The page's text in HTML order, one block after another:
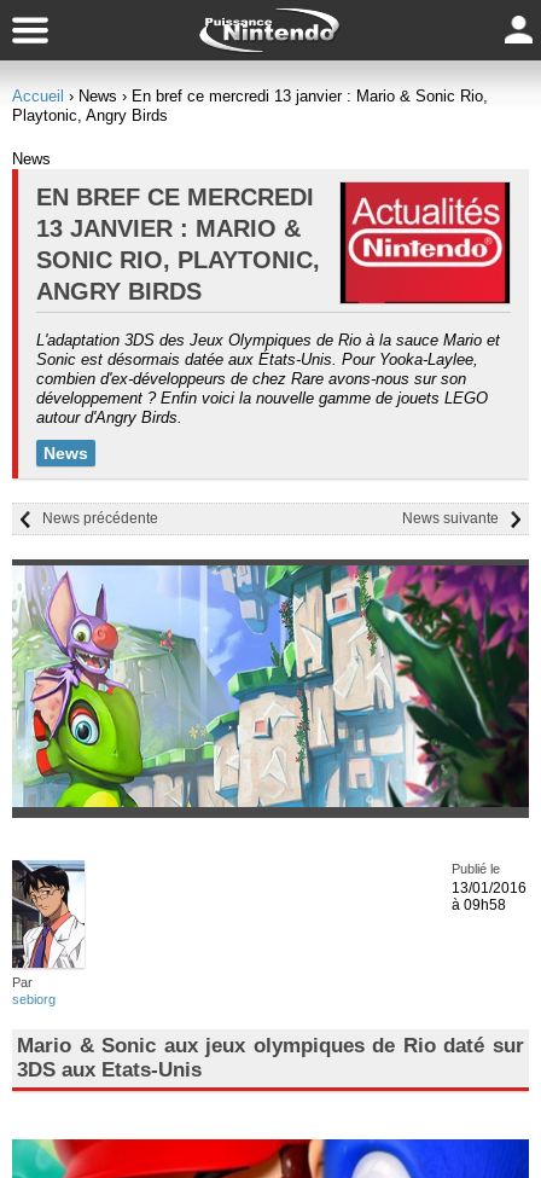
Accueil › News › En bref ce mercredi 13 janvier : Mario & Sonic Rio,
Playtonic, Angry Birds
News
EN BREF CE MERCREDI
13 JANVIER : MARIO &
SONIC RIO, PLAYTONIC,
ANGRY BIRDS
L'adaptation 3DS des Jeux Olympiques de Rio à la sauce Mario et
Sonic est désormais datée aux États-Unis. Pour Yooka-Laylee,
combien d'ex-développeurs de chez Rare avons-nous sur son
développement ? Enfin voici la nouvelle gamme de jouets LEGO
autour d'Angry Birds.
News
News suivante
News précédente
Par
sebiorg
Publié le
13/01/2016
à 09h58
Mario & Sonic aux jeux olympiques de Rio daté sur
3DS aux Etats-Unis